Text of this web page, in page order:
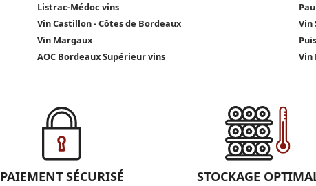
Listrac-Médoc vins
Vin Castillon - Côtes de Bordeaux
Vin
Vin Margaux
AOC Bordeaux Supérieur vins
Vin
PAIEMENT SÉCURISÉ STOCKAGE